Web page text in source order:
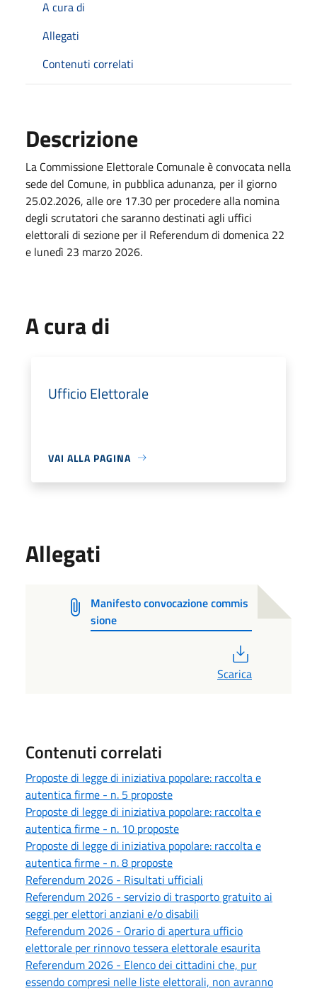
A cura di
Allegati
Contenuti correlati
Descrizione
La Commissione Elettorale Comunale è convocata nella
sede del Comune, in pubblica adunanza, per il giorno
25.02.2026, alle ore 17.30 per procedere alla nomina
degli scrutatori che saranno destinati agli uffici
elettorali di sezione per il Referendum di domenica 22
e lunedì 23 marzo 2026.
A cura di
Ufficio Elettorale
VAI ALLA PAGINA
Allegati
Manifesto convocazione commis
sione
Scarica
Contenuti correlati
Proposte di legge di iniziativa popolare: raccolta e
autentica firme - n. 5 proposte
Proposte di legge di iniziativa popolare: raccolta e
autentica firme - n. 10 proposte
Proposte di legge di iniziativa popolare: raccolta e
autentica firme - n. 8 proposte
Referendum 2026 - Risultati ufficiali
Referendum 2026 - servizio di trasporto gratuito ai
seggi per elettori anziani e/o disabili
Referendum 2026 - Orario di apertura ufficio
elettorale per rinnovo tessera elettorale esaurita
Referendum 2026 - Elenco dei cittadini che, pur
essendo compresi nelle liste elettorali, non avranno